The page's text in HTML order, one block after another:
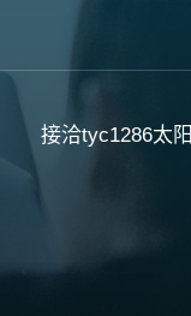
接洽tyc1286太